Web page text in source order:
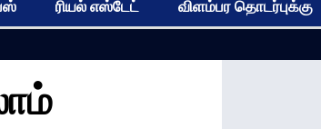
ரியல் எஸ்டேட் விளம்பர தொடர்புக்கு